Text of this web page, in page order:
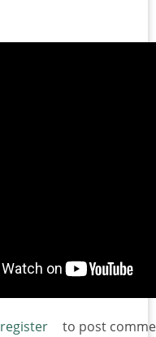
register
to post